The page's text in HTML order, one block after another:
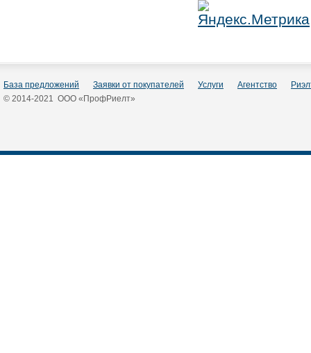
База предложений Заявки от покупателей Услуги Агентство
© 2014-2021 ООО «ПрофРиелт»